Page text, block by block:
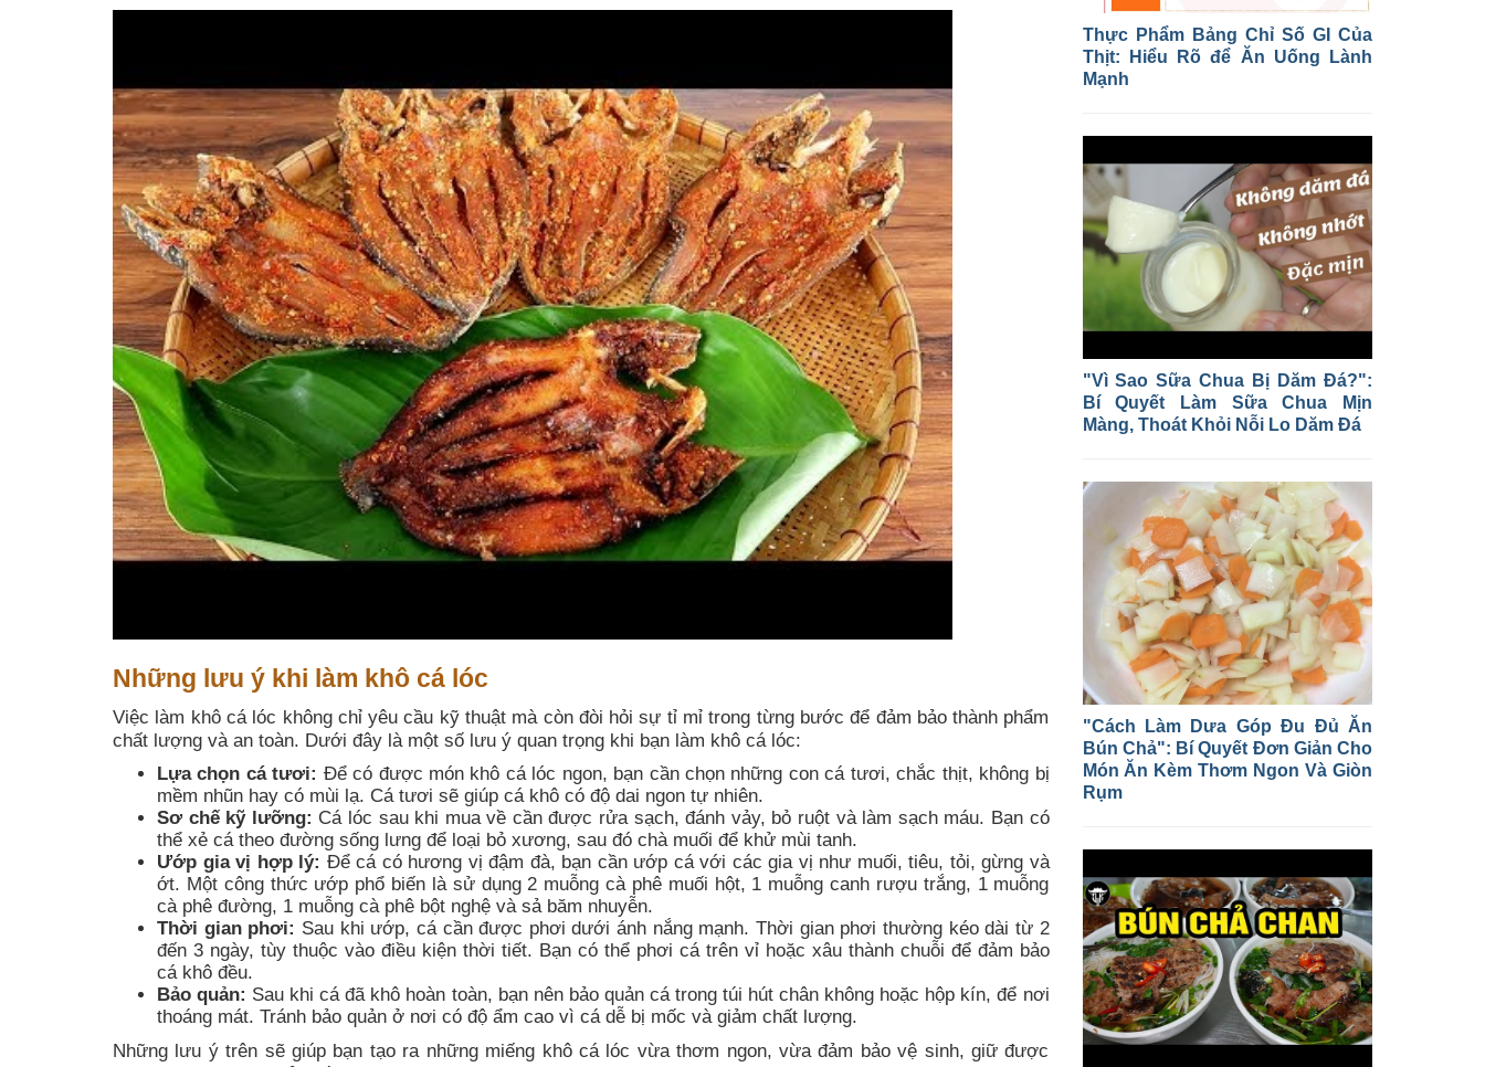
Những lưu ý khi làm khô cá lóc
Việc làm khô cá lóc không chỉ yêu cầu kỹ thuật mà còn đòi hỏi sự tỉ mỉ trong từng bước để đảm bảo thành phẩm
chất lượng và an toàn. Dưới đây là một số lưu ý quan trọng khi bạn làm khô cá lóc:
Lựa chọn cá tươi: Để có được món khô cá lóc ngon, bạn cần chọn những con cá tươi, chắc thịt, không bị
mềm nhũn hay có mùi lạ. Cá tươi sẽ giúp cá khô có độ dai ngon tự nhiên.
Sơ chế kỹ lưỡng: Cá lóc sau khi mua về cần được rửa sạch, đánh vảy, bỏ ruột và làm sạch máu. Bạn có
thể xẻ cá theo đường sống lưng để loại bỏ xương, sau đó chà muối để khử mùi tanh.
Ướp gia vị hợp lý: Để cá có hương vị đậm đà, bạn cần ướp cá với các gia vị như muối, tiêu, tỏi, gừng và
ớt. Một công thức ướp phổ biến là sử dụng 2 muỗng cà phê muối hột, 1 muỗng canh rượu trắng, 1 muỗng
cà phê đường, 1 muỗng cà phê bột nghệ và sả băm nhuyễn.
Thời gian phơi: Sau khi ướp, cá cần được phơi dưới ánh nắng mạnh. Thời gian phơi thường kéo dài từ 2
đến 3 ngày, tùy thuộc vào điều kiện thời tiết. Bạn có thể phơi cá trên vỉ hoặc xâu thành chuỗi để đảm bảo
cá khô đều.
Bảo quản: Sau khi cá đã khô hoàn toàn, bạn nên bảo quản cá trong túi hút chân không hoặc hộp kín, để nơi
thoáng mát. Tránh bảo quản ở nơi có độ ẩm cao vì cá dễ bị mốc và giảm chất lượng.
Những lưu ý trên sẽ giúp bạn tạo ra những miếng khô cá lóc vừa thơm ngon, vừa đảm bảo vệ sinh, giữ được
Thực Phẩm Bảng Chỉ Số GI Của
Thịt: Hiểu Rõ để Ăn Uống Lành
Mạnh
"Vì Sao Sữa Chua Bị Dăm Đá?":
Bí Quyết Làm Sữa Chua Mịn
Màng, Thoát Khỏi Nỗi Lo Dăm Đá
"Cách Làm Dưa Góp Đu Đủ Ăn
Bún Chả": Bí Quyết Đơn Giản Cho
Món Ăn Kèm Thơm Ngon Và Giòn
Rụm